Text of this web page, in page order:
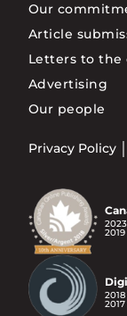
Our
Article
Letters to the
Advertising
Our people
Privacy Policy